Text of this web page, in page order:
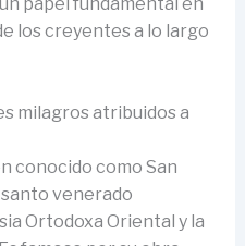
los creyentes a lo largo
milagros atribuidos a
conocido como San
santo venerado
Ortodoxa Oriental y la